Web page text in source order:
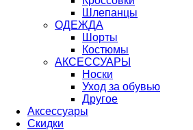
Шлепанцы
ОДЕЖДА
Шорты
Костюмы
АКСЕССУАРЫ
Носки
Уход за обувью
Другое
Аксессуары
Скидки